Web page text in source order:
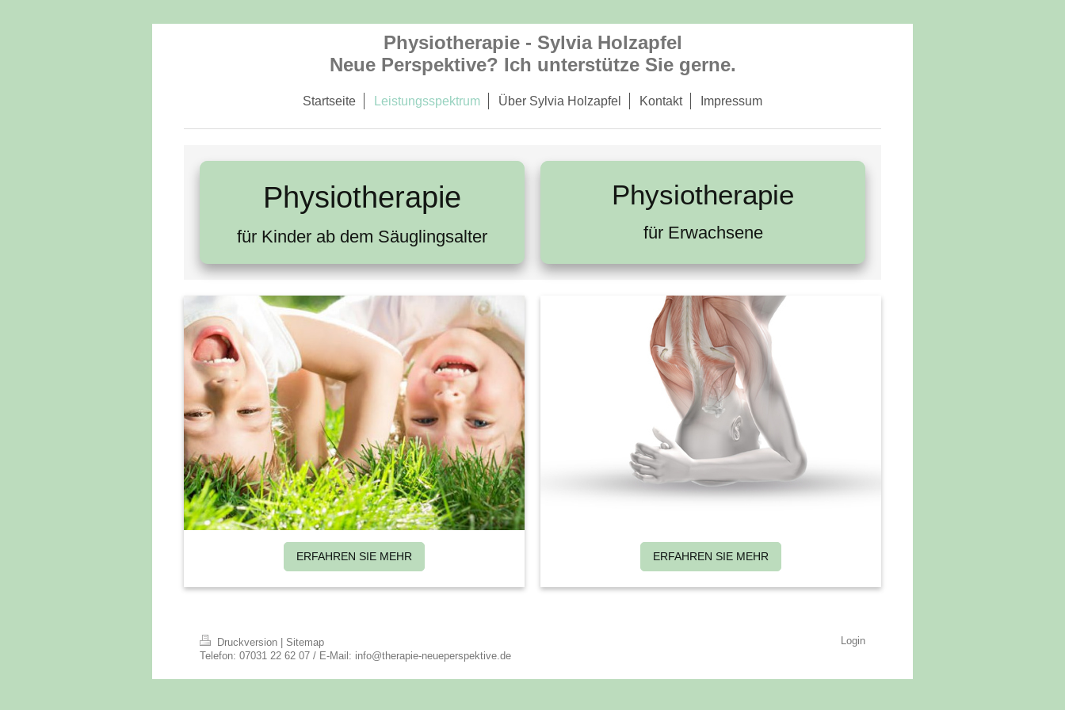
Physiotherapie - Sylvia Holzapfel
Neue Perspektive? Ich unterstütze Sie gerne.
Startseite Leistungsspektrum Über Sylvia Holzapfel Kontakt Impressum
Physiotherapie
für Kinder ab dem Säuglingsalter
Physiotherapie
für Erwachsene
ERFAHREN SIE MEHR ERFAHREN SIE MEHR
Druckversion
Sitemap
Telefon: 07031 22 62 07 / E-Mail: info@therapie-neueperspektive.de
Login